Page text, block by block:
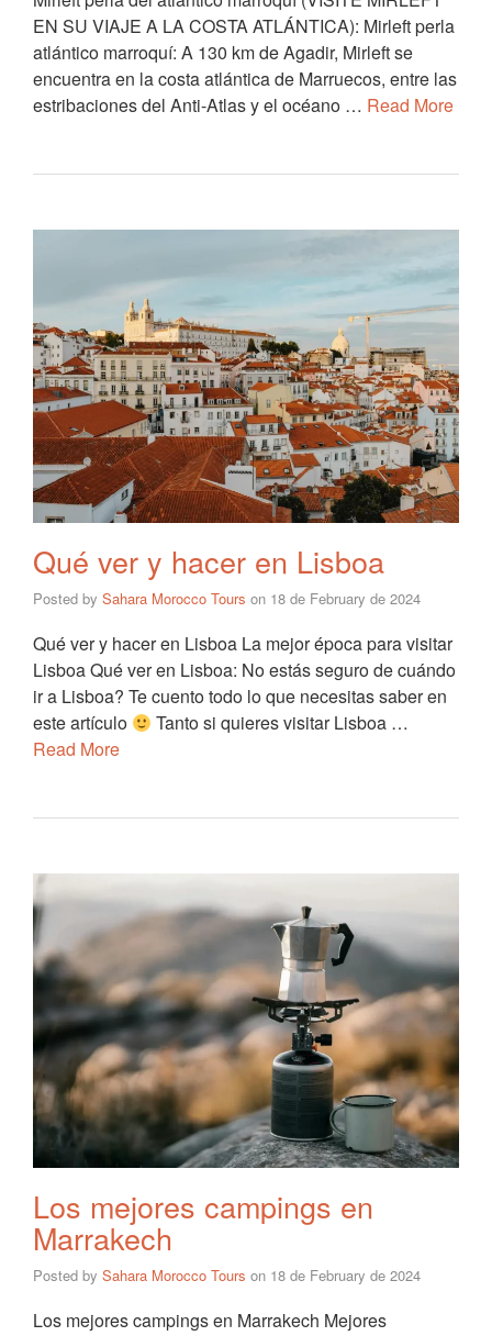
EN SU VIAJE A LA COSTA ATLÁNTICA): Mirleft perla
atlántico marroquí: A 130 km de Agadir, Mirleft se
encuentra en la costa atlántica de Marruecos, entre las
estribaciones del Anti-Atlas y el océano … Read More
Qué ver y hacer en Lisboa
Posted by Sahara Morocco Tours on 18 de February de 2024
Qué ver y hacer en Lisboa La mejor época para visitar
Lisboa Qué ver en Lisboa: No estás seguro de cuándo
ir a Lisboa? Te cuento todo lo que necesitas saber en
este artículo
Tanto si quieres visitar Lisboa …
Read More
Los mejores campings en
Marrakech
Posted by Sahara Morocco Tours on 18 de February de 2024
Los mejores campings en Marrakech Mejores